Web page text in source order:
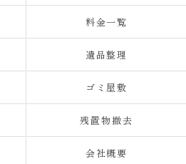
料金一覧
遺品整理
ゴミ屋敷
残置物撤去
会社概要